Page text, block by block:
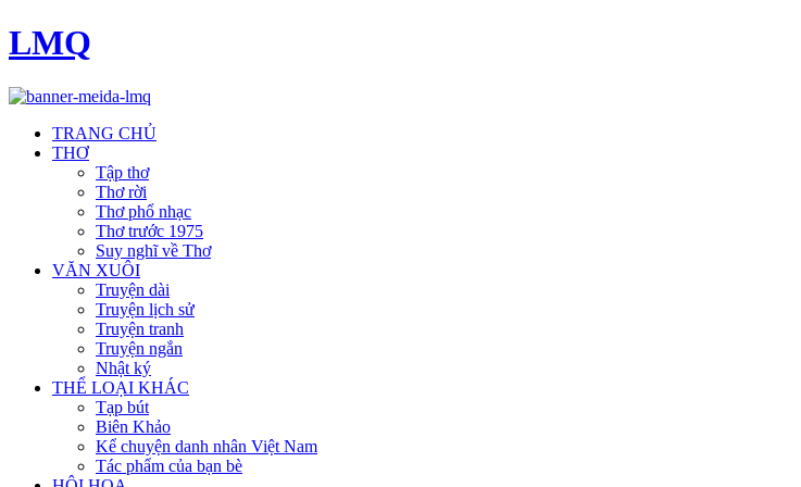
LMQ
TRANG CHỦ
THƠ
Tập thơ
Thơ rời
Thơ phổ nhạc
Thơ trước 1975
Suy nghĩ về Thơ
VĂN XUÔI
Truyện dài
Truyện lịch sử
Truyện tranh
Truyện ngắn
Nhật ký
THỂ LOẠI KHÁC
Tạp bút
Biên Khảo
Kể chuyện danh nhân Việt Nam
Tác phẩm của bạn bè